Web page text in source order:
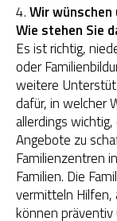
4.Wir wünschen
Wie stehen Sie
Es ist richtig,
oder
weitere
dafür, in welcher
allerdings
Angebote zu
Familienzentren
Familien. Die
vermitteln Hilfen,
können präventiv